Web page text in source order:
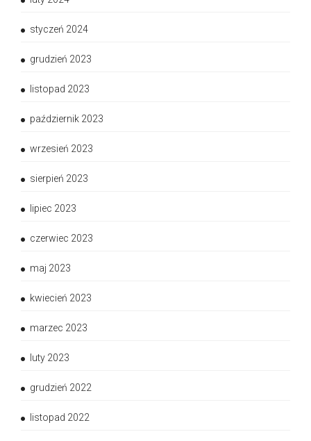
styczeń 2024
grudzień 2023
listopad 2023
październik 2023
wrzesień 2023
sierpień 2023
lipiec 2023
czerwiec 2023
maj 2023
kwiecień 2023
marzec 2023
luty 2023
grudzień 2022
listopad 2022